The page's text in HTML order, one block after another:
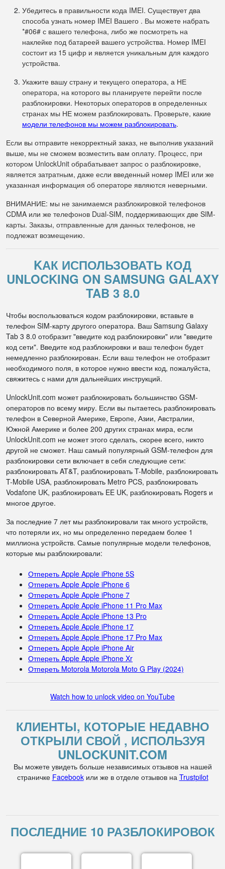
Убедитесь в правильности кода IMEI. Существует два
способа узнать номер IMEI Вашего . Вы можете набрать
*#06# с вашего телефона, либо же посмотреть на
наклейке под батареей вашего устройства. Номер IMEI
состоит из 15 цифр и является уникальным для каждого
устройства.
Укажите вашу страну и текущего оператора, а НЕ
оператора, на которого вы планируете перейти после
разблокировки. Некоторых операторов в определенных
странах мы НЕ можем разблокировать. Проверьте, какие
модели телефонов мы можем разблокировать.
Если вы отправите некорректный заказ, не выполнив указаний
выше, мы не сможем возместить вам оплату. Процесс, при
котором UnlockUnit обрабатывает запрос о разблокировке,
является затратным, даже если введенный номер IMEI или же
указанная информация об операторе являются неверными.
ВНИМАНИЕ: мы не занимаемся разблокировкой телефонов
CDMA или же телефонов Dual-SIM, поддерживающих две SIM-
карты. Заказы, отправленные для данных телефонов, не
подлежат возмещению.
KАК ИСПОЛЬЗОВАТЬ КОД
UNLOCKING ON SAMSUNG GALAXY
TAB 3 8.0
Чтобы воспользоваться кодом разблокировки, вставьте в
телефон SIM-карту другого оператора. Ваш Samsung Galaxy
Tab 3 8.0 отобразит "введите код разблокировки" или "введите
код сети". Введите код разблокировки и ваш телефон будет
немедленно разблокирован. Если ваш телефон не отобразит
необходимого поля, в которое нужно ввести код, пожалуйста,
свяжитесь с нами для дальнейших инструкций.
UnlockUnit.com может разблокировать большинство GSM-
операторов по всему миру. Если вы пытаетесь разблокировать
телефон в Северной Америке, Европе, Азии, Австралии,
Южной Америке и более 200 других странах мира, если
UnlockUnit.com не может этого сделать, скорее всего, никто
другой не сможет. Наш самый популярный GSM-телефон для
разблокировки сети включает в себя следующие сети:
разблокировать AT&T, разблокировать T-Mobile, разблокировать
T-Mobile USA, разблокировать Metro PCS, разблокировать
Vodafone UK, разблокировать EE UK, разблокировать Rogers и
многое другое.
За последние 7 лет мы разблокировали так много устройств,
что потеряли их, но мы определенно передаем более 1
миллиона устройств. Самые популярные модели телефонов,
которые мы разблокировали:
Отпереть Apple Apple iPhone 5S
Отпереть Apple Apple iPhone 6
Отпереть Apple Apple iPhone 7
Отпереть Apple Apple iPhone 11 Pro Max
Отпереть Apple Apple iPhone 13 Pro
Отпереть Apple Apple iPhone 17
Отпереть Apple Apple iPhone 17 Pro Max
Отпереть Apple Apple iPhone Air
Отпереть Apple Apple iPhone Xr
Отпереть Motorola Motorola Moto G Play (2024)
Watch how to unlock video on YouTube
КЛИЕНТЫ, КОТОРЫЕ НЕДАВНО
ОТКРЫЛИ СВОЙ , ИСПОЛЬЗУЯ
UNLOCKUNIT.COM
Вы можете увидеть больше независимых отзывов на нашей
страничке Facebookили же в отделе отзывов на Trustpilot
ПОСЛЕДНИЕ 10 РАЗБЛОКИРОВОК